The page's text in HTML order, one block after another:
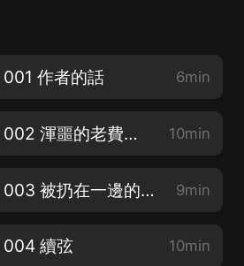
作者的話 6min
卡拉馬佐夫兄弟 002 渾噩的老費多爾 10min
卡拉馬佐夫兄弟 003 被扔在一邊的長子 9min
004 續弦 10min